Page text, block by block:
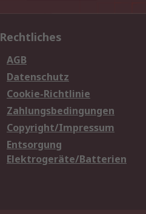
Rechtliches
AGB
Datenschutz
Cookie-Richtlinie
Zahlungsbedingungen
Copyright/Impressum
Entsorgung
Elektrogeräte/Batterien